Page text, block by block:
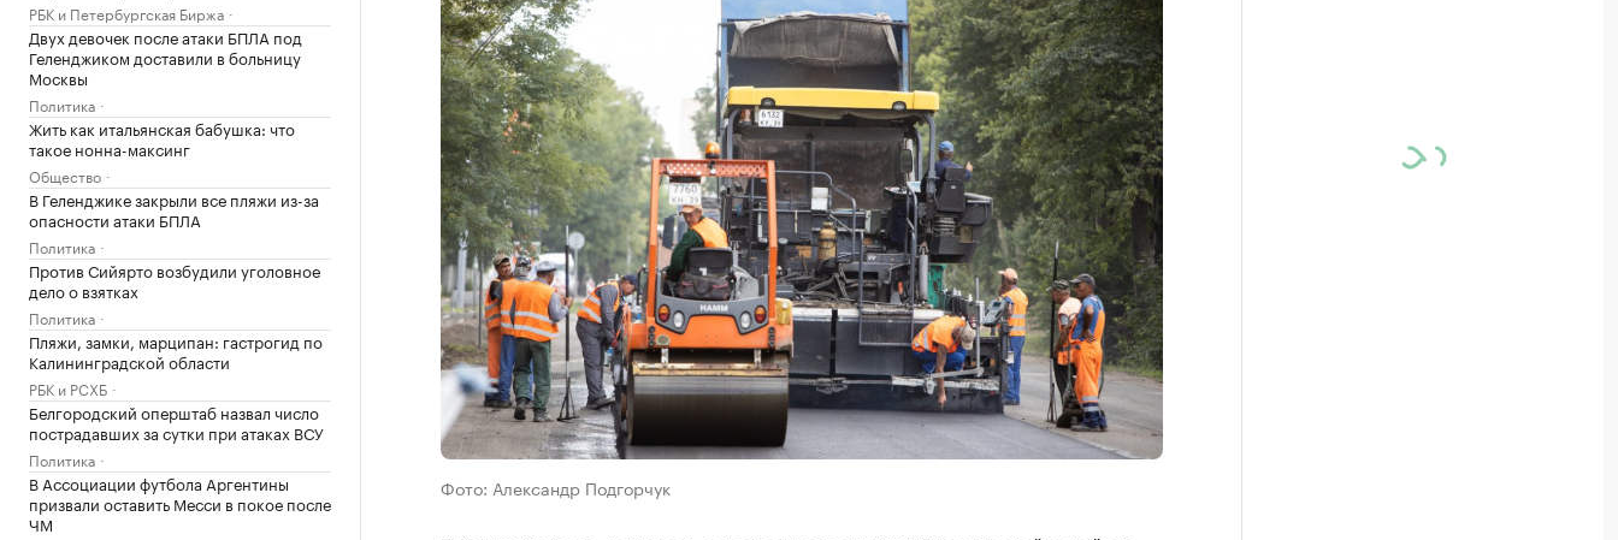
РБК и Петербургская Биржа
Двух девочек после атаки БПЛА под
Геленджиком доставили в больницу
Москвы
Политика
Жить как итальянская бабушка: что
такое нонна-максинг
Общество
В Геленджике закрыли все пляжи из-за
опасности атаки БПЛА
Политика
Против Сийярто возбудили уголовное
дело о взятках
Политика
Пляжи, замки, марципан: гастрогид по
Калининградской области
РБК и РСХБ
Белгородский оперштаб назвал число
пострадавших за сутки при атаках ВСУ
Политика
В Ассоциации футбола Аргентины
призвали оставить Месси в покое после
ЧМ
Фото: Александр Подгорчук